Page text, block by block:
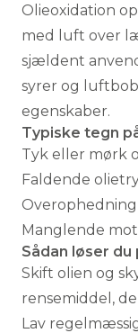
Olieoxidation
med luft over
sjældent
syrer og
egenskaber.
Typiske tegn
Tyk eller mørk
Faldende
Manglende
Sådan løser
Skift olien og
rensemiddel,
Lav